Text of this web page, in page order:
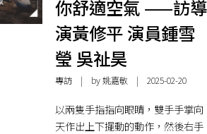
你舒適空氣 ——訪導
演黃修平 演員鍾雪
瑩 吳祉昊
專訪| by 姚嘉敏 | 2025-02-20
以兩隻手指指向眼睛，雙手手掌向
天作出上下擺動的動作，然後右手